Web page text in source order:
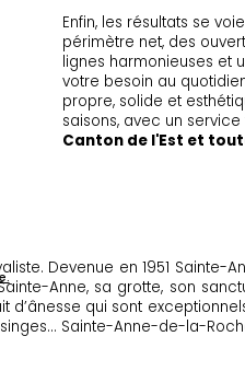
Enfin, les résultats se
périmètre net, des
lignes harmonieuses et
votre besoin au
propre, solide et
saisons, avec un
Canton de l'Est et
Devenue en 1951 Sainte-
Anne, sa grotte, son
qui sont
Sainte-Anne-de-la-